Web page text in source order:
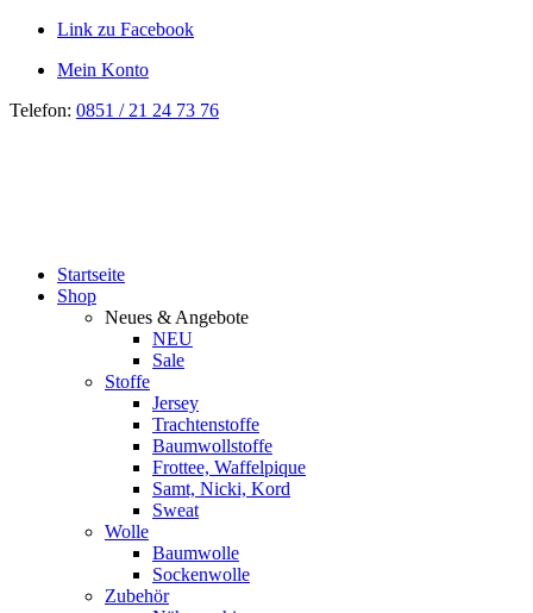
Link zu Facebook
Mein Konto
Telefon: 0851 / 21 24 73 76
Startseite
Shop
Neues & Angebote
NEU
Sale
Stoffe
Jersey
Trachtenstoffe
Baumwollstoffe
Frottee, Waffelpique
Samt, Nicki, Kord
Sweat
Wolle
Baumwolle
Sockenwolle
Zubehör